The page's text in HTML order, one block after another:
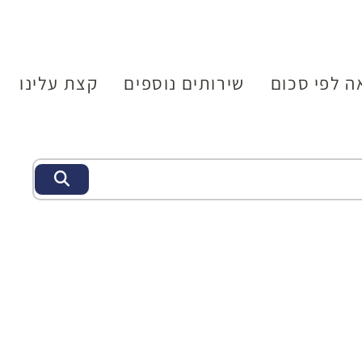
לפי סכום שירותים נוספים קצת עלינו